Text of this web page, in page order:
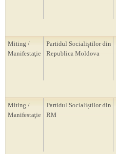
Miting /
Manifestaţie
Partidul Socialiștilor din
Republica Moldova
Miting /
Manifestaţie
Partidul Socialiștilor din
RM